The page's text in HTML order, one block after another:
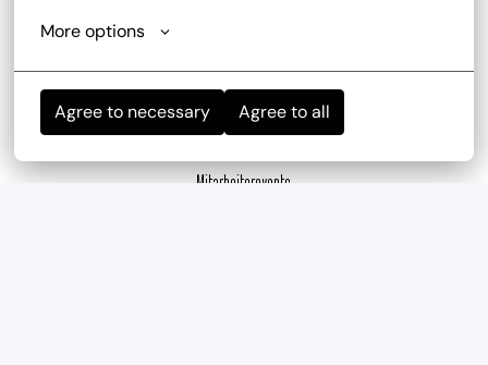
More options
Agree to necessary Agree to all
Mitarbeiterevents